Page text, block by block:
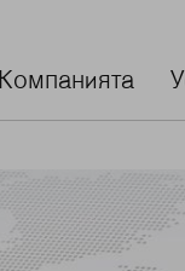
Компанията